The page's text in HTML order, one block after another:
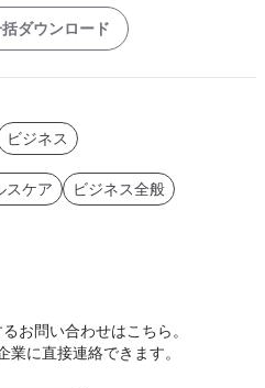
ダウンロード
ビジネス
スケア ビジネス全般
お問い合わせはこちら。
業に直接連絡できます。